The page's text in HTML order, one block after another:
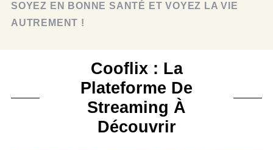
SOYEZ EN BONNE SANTÉ ET VOYEZ LA VIE
AUTREMENT !
Cooflix : La
Plateforme De
Streaming À
Découvrir